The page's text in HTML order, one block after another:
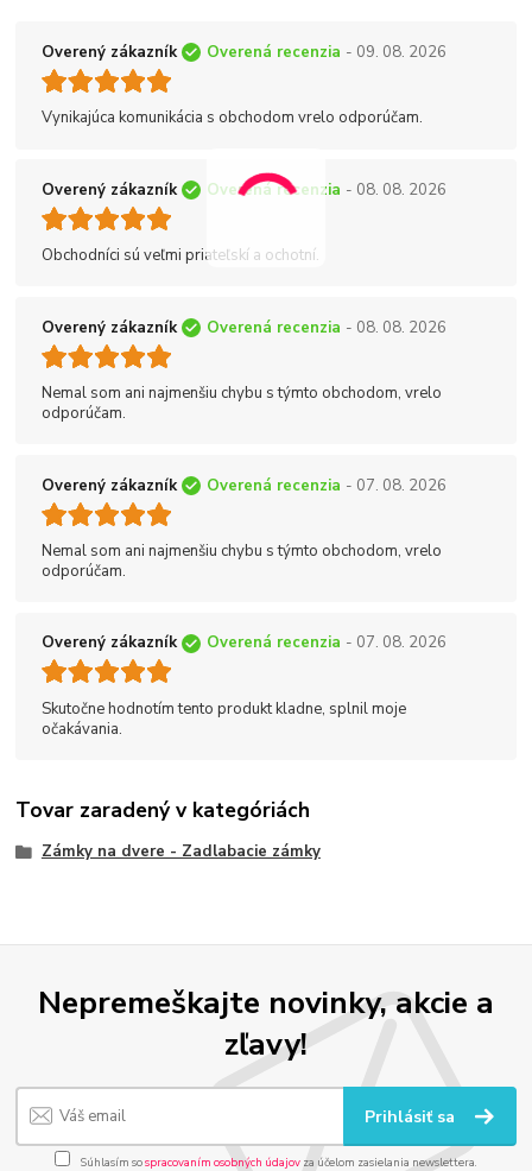
Overený zákazník Overená recenzia - 09. 08. 2026
Vynikajúca komunikácia s obchodom vrelo odporúčam.
Overený zákazník Overená recenzia - 08. 08. 2026
Obchodníci sú veľmi priateľskí a ochotní.
Overený zákazník Overená recenzia - 08. 08. 2026
Nemal som ani najmenšiu chybu s týmto obchodom, vrelo
odporúčam.
Overený zákazník Overená recenzia - 07. 08. 2026
Nemal som ani najmenšiu chybu s týmto obchodom, vrelo
odporúčam.
Overený zákazník Overená recenzia - 07. 08. 2026
Skutočne hodnotím tento produkt kladne, splnil moje
očakávania.
Tovar zaradený v kategóriách
Zámky na dvere - Zadlabacie zámky
Nepremeškajte novinky, akcie a
zľavy!
Prihlásiť sa
Súhlasím sospracovaním osobných údajov za účelom zasielania newslettera.